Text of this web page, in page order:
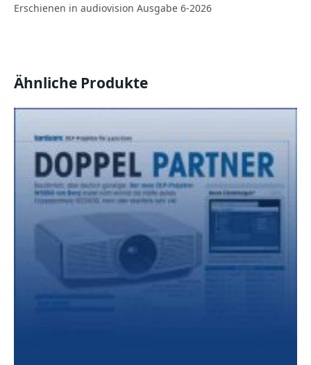
Erschienen in audiovision Ausgabe 6-2026
Ähnliche Produkte